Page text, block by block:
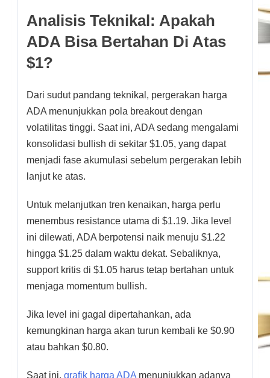
Analisis Teknikal: Apakah
ADA Bisa Bertahan Di Atas
$1?
Dari sudut pandang teknikal, pergerakan harga
ADA menunjukkan pola breakout dengan
volatilitas tinggi. Saat ini, ADA sedang mengalami
konsolidasi bullish di sekitar $1.05, yang dapat
menjadi fase akumulasi sebelum pergerakan lebih
lanjut ke atas.
Untuk melanjutkan tren kenaikan, harga perlu
menembus resistance utama di $1.19. Jika level
ini dilewati, ADA berpotensi naik menuju $1.22
hingga $1.25 dalam waktu dekat. Sebaliknya,
support kritis di $1.05 harus tetap bertahan untuk
menjaga momentum bullish.
Jika level ini gagal dipertahankan, ada
kemungkinan harga akan turun kembali ke $0.90
atau bahkan $0.80.
Saat ini, grafik harga ADA menunjukkan adanya